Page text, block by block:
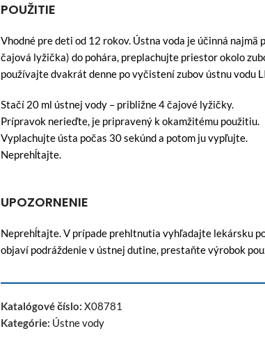
POUŽITIE
Vhodné pre deti od 12 rokov. Ústna voda je účinná
čajová lyžička) do pohára, preplachujte priestor okolo
používajte dvakrát denne po vyčistení zubov ústnu vodu
Stačí 20 ml ústnej vody – približne 4 čajové lyžičky.
Prípravok nerieďte, je pripravený k okamžitému použitiu.
Vyplachujte ústa počas 30 sekúnd a potom ju vypľujte.
Neprehĺtajte.
UPOZORNENIE
Neprehĺtajte. V prípade prehltnutia vyhľadajte lekársku
objaví podráždenie v ústnej dutine, prestaňte výrobok
Katalógové číslo: X08781
Kategórie: Ústne vody